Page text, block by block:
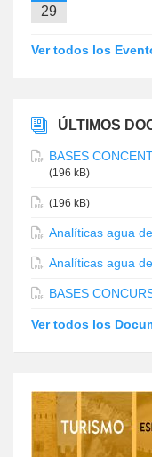
29
Ver todos los
ÚLTIMOS
BASES
(196 kB)
(196 kB)
Analíticas agua
Analíticas agua
BASES
Ver todos los